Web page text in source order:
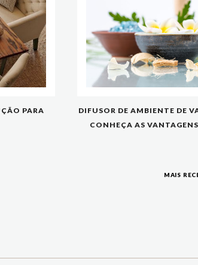
PARA
DIFUSOR DE AMBIENTE DE
CONHEÇA AS
MAIS